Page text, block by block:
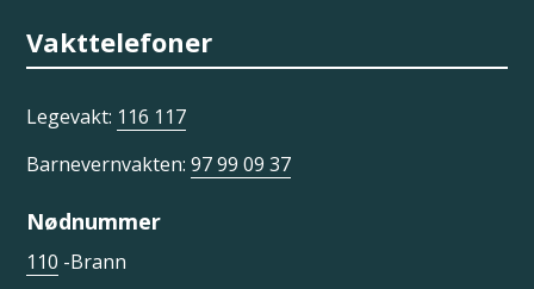
Vakttelefoner
Legevakt: 116 117
Barnevernvakten:97 99 09 37
Nødnummer
110 -Brann